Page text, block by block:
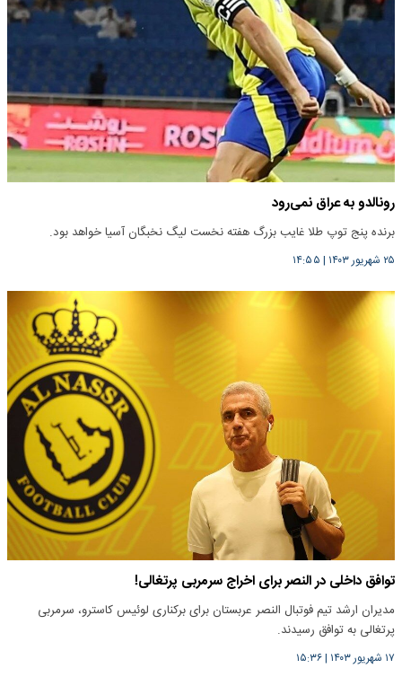
رونالدو به عراق نمی‌رود
برنده پنج توپ طلا غایب بزرگ هفته نخست لیگ نخبگان آسیا خواهد بود.
۲۵ شهریور ۱۴۰۳ | ۱۴:۵۵
توافق داخلی در النصر برای اخراج سرمربی پرتغالی!
مدیران ارشد تیم فوتبال النصر عربستان برای برکناری لوئیس کاسترو، سرمربی
پرتغالی به توافق رسیدند.
۱۷ شهریور ۱۴۰۳ |۱۵:۳۶